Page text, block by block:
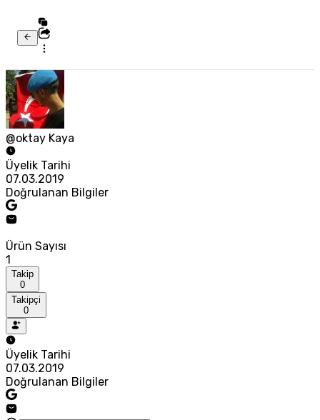
@oktay Kaya
Üyelik Tarihi
07.03.2019
Doğrulanan Bilgiler
Ürün Sayısı
1
Takip
0
Takipçi
0
Üyelik Tarihi
07.03.2019
Doğrulanan Bilgiler